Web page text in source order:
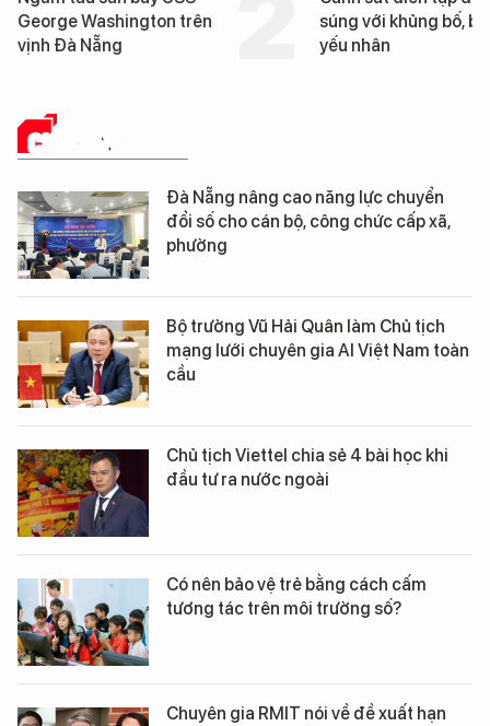
súng với khủng bố, bảo vệ
yếu nhân
tàu sân bay
CHUYỂN ĐỔI SỐ
Đà Nẵng nâng cao năng lực chuyển
đổi số cho cán bộ, công chức cấp xã,
phường
Bộ trưởng Vũ Hải Quân làm Chủ tịch
mạng lưới chuyên gia AI Việt Nam toàn
cầu
Chủ tịch Viettel chia sẻ 4 bài học khi
đầu tư ra nước ngoài
Có nên bảo vệ trẻ bằng cách cấm
tương tác trên môi trường số?
Chuyên gia RMIT nói về đề xuất hạn